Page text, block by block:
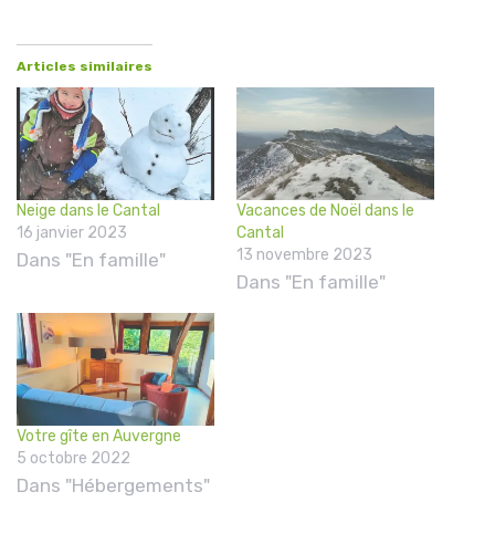
Articles similaires
Neige dans le Cantal
16 janvier 2023
Dans "En famille"
Vacances de Noël dans le
Cantal
13 novembre 2023
Dans "En famille"
Votre gîte en Auvergne
5 octobre 2022
Dans "Hébergements"